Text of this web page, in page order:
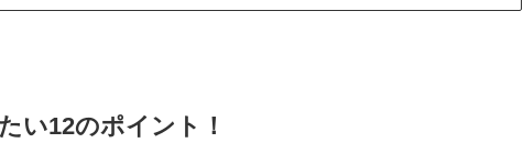
い12のポイント！